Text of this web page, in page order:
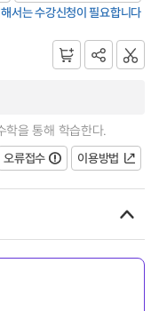
서는 수강신청이 필요합니다
학을 통해 학습한다.
오류접수
이용방법